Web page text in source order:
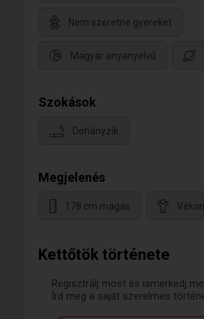
Kettőtök története
Regisztrálj most és ismerkedj
Írd meg a saját szerelmes
Nem szeretne gyereket
Magyar anyanyelvű
Szokások
Dohányzik
Megjelenés
178 cm magas